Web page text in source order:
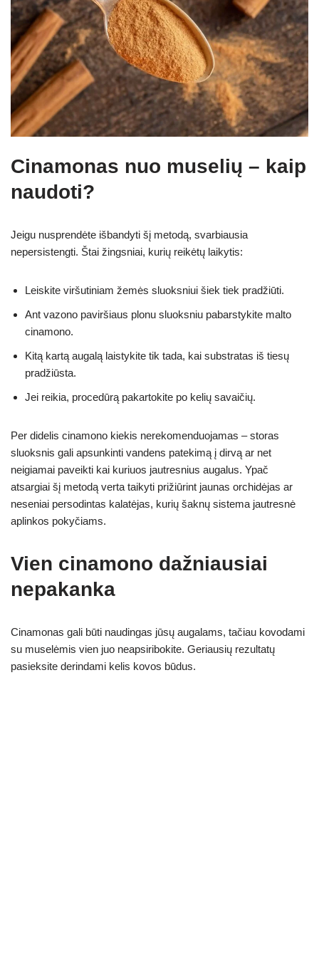
Cinamonas nuo muselių – kaip
naudoti?
Jeigu nusprendėte išbandyti šį metodą, svarbiausia
nepersistengti. Štai žingsniai, kurių reikėtų laikytis:
Leiskite viršutiniam žemės sluoksniui šiek tiek pradžiūti.
Ant vazono paviršiaus plonu sluoksniu pabarstykite malto
cinamono.
Kitą kartą augalą laistykite tik tada, kai substratas iš tiesų
pradžiūsta.
Jei reikia, procedūrą pakartokite po kelių savaičių.
Per didelis cinamono kiekis nerekomenduojamas – storas
sluoksnis gali apsunkinti vandens patekimą į dirvą ar net
neigiamai paveikti kai kuriuos jautresnius augalus. Ypač
atsargiai šį metodą verta taikyti prižiūrint jaunas orchidėjas ar
neseniai persodintas kalatėjas, kurių šaknų sistema jautresnė
aplinkos pokyčiams.
Vien cinamono dažniausiai
nepakanka
Cinamonas gali būti naudingas jūsų augalams, tačiau kovodami
su muselėmis vien juo neapsiribokite. Geriausių rezultatų
pasieksite derindami kelis kovos būdus.